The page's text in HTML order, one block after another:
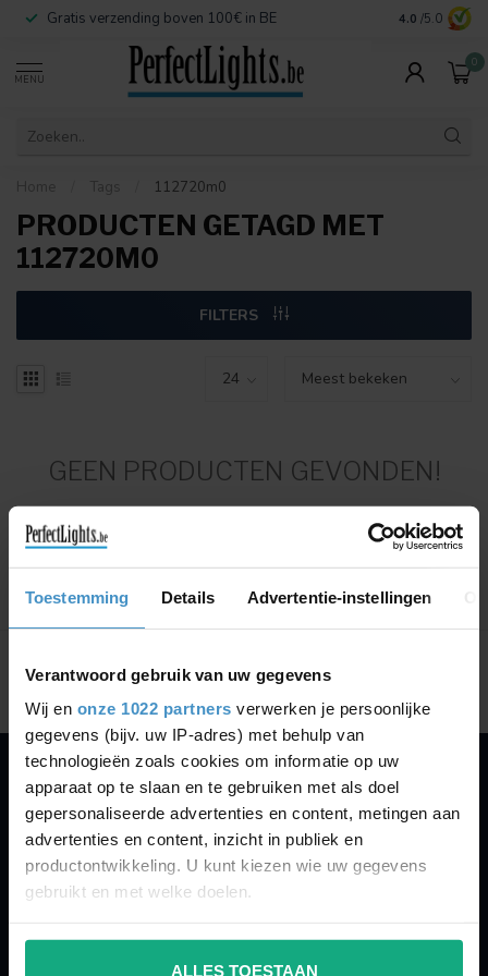
Toestemming Details Advertentie-instellingen
Verantwoord gebruik van uw gegevens
Wij en onze 1022 partners verwerken je persoonlijke
gegevens (bijv. uw IP-adres) met behulp van
technologieën zoals cookies om informatie op uw
apparaat op te slaan en te gebruiken met als doel
gepersonaliseerde advertenties en content, metingen aan
advertenties en content, inzicht in publiek en
productontwikkeling. U kunt kiezen wie uw gegevens
gebruikt en met welke doelen.
Als u het toestaat, willen we ook graag:
ALLES TOESTAAN
Gratis verzending boven 100€ in BE Veilige
4.0 /5.0
MENU
0
Home Tags 112720m0
PRODUCTEN GETAGD MET
112720M0
FILTERS
GEEN PRODUCTEN GEVONDEN!
Toon1-0van 0
PERFECTLIGHTS
Gegevens:
Kruisbeeldsraat 72
9220 Hamme